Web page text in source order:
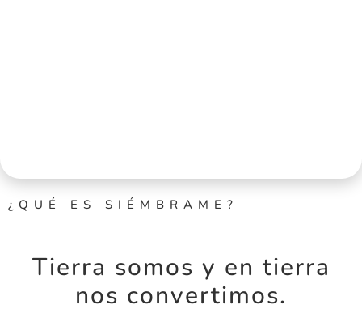
¿QUÉ ES SIÉMBRAME?
Tierra somos y en tierra
nos convertimos.